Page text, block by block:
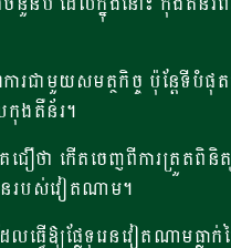
បី ដែលក្នុងនោះ​ កុងតឺន័រពីរម
រជាមួយសមត្ថកិច្ច ប៉ុន្តែទីបំផុ
កុងតឺន័រ។
គេ​ជឿ​ថា ​កើត​ចេញ​ពី​ការ​ត្រួ
នរបស់​វៀតណាម។
ធ្វើឱ្យផ្លែទុរេនវៀតណាមធ្ល